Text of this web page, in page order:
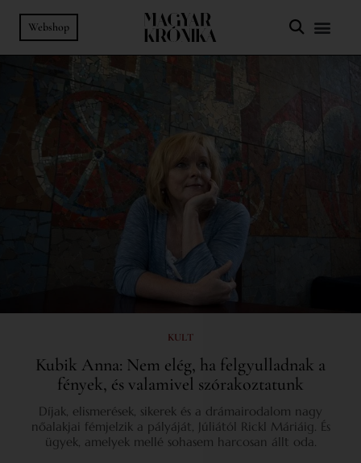
Webshop
KULT
Kubik Anna: Nem elég, ha felgyulladnak a
fények, és valamivel szórakoztatunk
Díjak, elismerések, sikerek és a drámairodalom nagy
nőalakjai fémjelzik a pályáját, Júliától Rickl Máriáig. És
ügyek, amelyek mellé sohasem harcosan állt oda.